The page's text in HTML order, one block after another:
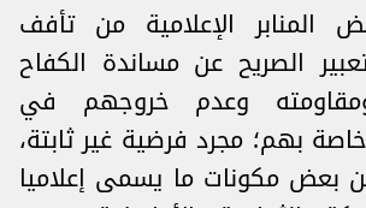
المنابر الإعلامية من تأفف
الصريح عن مساندة الكفاح
وعدم خروجهم في
بهم؛ مجرد فرضية غير ثابتة،
بعض مكونات ما يسمى إعلاميا